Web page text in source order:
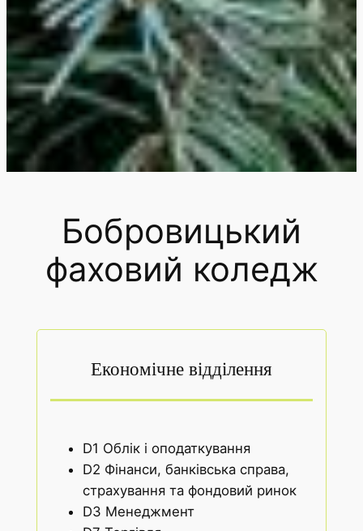
Бобровицький
фаховий коледж
Економічне відділення
D1 Облік і оподаткування
D2 Фінанси, банківська справа,
страхування та фондовий ринок
D3 Менеджмент